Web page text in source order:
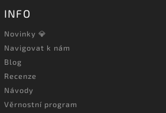
INFO
Novinky 💎
Navigovat k nám
Blog
Recenze
Návody
Věrnostní program